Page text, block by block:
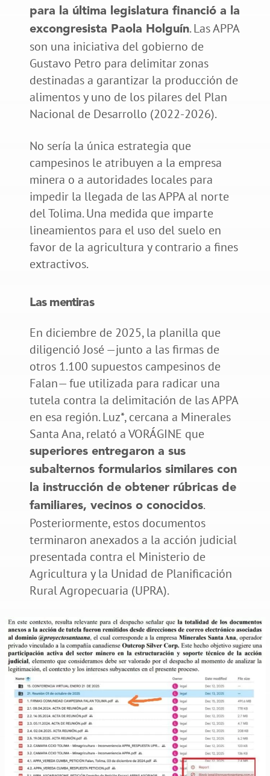
para la última legislatura financió a la
excongresista Paola Holguín. Las APPA
son una iniciativa del gobierno de
Gustavo Petro para delimitar zonas
destinadas a garantizar la producción de
alimentos y uno de los pilares del Plan
Nacional de Desarrollo (2022-2026).
No sería la única estrategia que
campesinos le atribuyen a la empresa
minera o a autoridades locales para
impedir la llegada de las APPA al norte
del Tolima. Una medida que imparte
lineamientos para el uso del suelo en
favor de la agricultura y contrario a fines
extractivos.
Las mentiras
En diciembre de 2025, la planilla que
diligenció José —junto a las firmas de
otros 1.100 supuestos campesinos de
Falan— fue utilizada para radicar una
tutela contra la delimitación de las APPA
en esa región. Luz*, cercana a Minerales
Santa Ana, relató a VORÁGINE que
superiores entregaron a sus
subalternos formularios similares con
la instrucción de obtener rúbricas de
familiares, vecinos o conocidos.
Posteriormente, estos documentos
terminaron anexados a la acción judicial
presentada contra el Ministerio de
Agricultura y la Unidad de Planificación
Rural Agropecuaria (UPRA).